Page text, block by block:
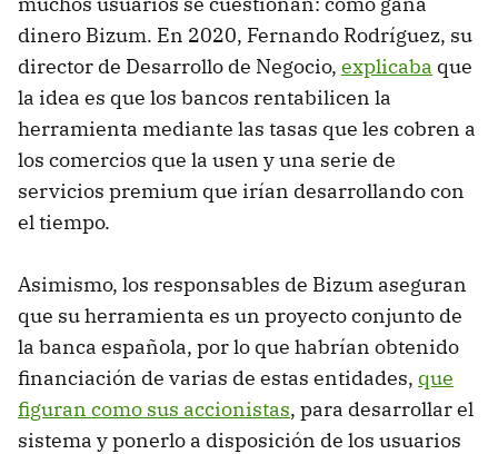
dinero Bizum. En 2020, Fernando Rodríguez, su
director de Desarrollo de Negocio, explicaba que
la idea es que los bancos rentabilicen la
herramienta mediante las tasas que les cobren a
los comercios que la usen y una serie de
servicios premium que irían desarrollando con
el tiempo.
Asimismo, los responsables de Bizum aseguran
que su herramienta es un proyecto conjunto de
la banca española, por lo que habrían obtenido
financiación de varias de estas entidades, que
figuran como sus accionistas, para desarrollar el
sistema y ponerlo a disposición de los usuarios